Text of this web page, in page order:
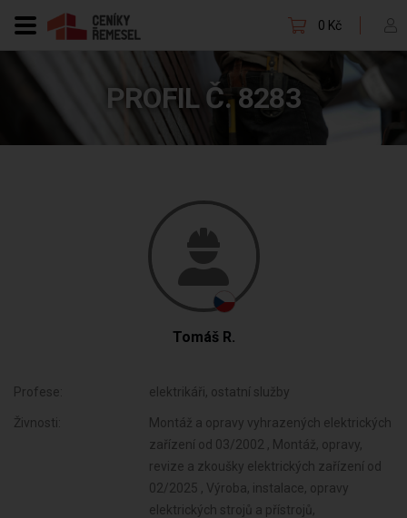
0 Kč
PROFIL Č. 8283
Tomáš R.
Profese: elektrikáři, ostatní služby
Živnosti:
Montáž a opravy vyhrazených elektrických
zařízení od 03/2002 , Montáž, opravy,
revize a zkoušky elektrických zařízení od
02/2025 , Výroba, instalace, opravy
elektrických strojů a přístrojů,